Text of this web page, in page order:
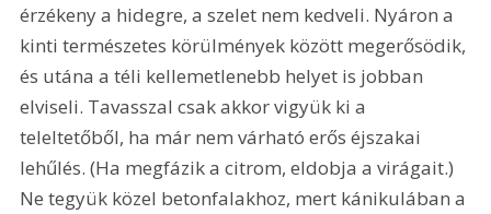
érzékeny a hidegre, a szelet nem kedveli. Nyáron a
kinti természetes körülmények között megerősödik,
és utána a téli kellemetlenebb helyet is jobban
elviseli. Tavasszal csak akkor vigyük ki a
teleltetőből, ha már nem várható erős éjszakai
lehűlés. (Ha megfázik a citrom, eldobja a virágait.)
Ne tegyük közel betonfalakhoz, mert kánikulában a